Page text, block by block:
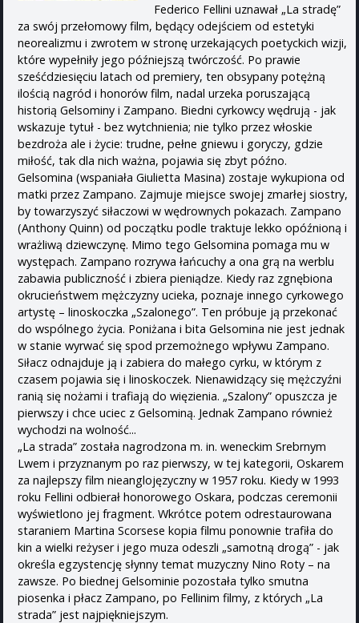
Federico Fellini uznawał „La stradę”
za swój przełomowy film, będący odejściem od estetyki
neorealizmu i zwrotem w stronę urzekających poetyckich wizji,
które wypełniły jego późniejszą twórczość. Po prawie
sześćdziesięciu latach od premiery, ten obsypany potężną
ilością nagród i honorów film, nadal urzeka poruszającą
historią Gelsominy i Zampano. Biedni cyrkowcy wędrują - jak
wskazuje tytuł - bez wytchnienia; nie tylko przez włoskie
bezdroża ale i życie: trudne, pełne gniewu i goryczy, gdzie
miłość, tak dla nich ważna, pojawia się zbyt późno.
Gelsomina (wspaniała Giulietta Masina) zostaje wykupiona od
matki przez Zampano. Zajmuje miejsce swojej zmarłej siostry,
by towarzyszyć siłaczowi w wędrownych pokazach. Zampano
(Anthony Quinn) od początku podle traktuje lekko opóźnioną i
wrażliwą dziewczynę. Mimo tego Gelsomina pomaga mu w
występach. Zampano rozrywa łańcuchy a ona grą na werblu
zabawia publiczność i zbiera pieniądze. Kiedy raz zgnębiona
okrucieństwem mężczyzny ucieka, poznaje innego cyrkowego
artystę – linoskoczka „Szalonego”. Ten próbuje ją przekonać
do wspólnego życia. Poniżana i bita Gelsomina nie jest jednak
w stanie wyrwać się spod przemożnego wpływu Zampano.
Siłacz odnajduje ją i zabiera do małego cyrku, w którym z
czasem pojawia się i linoskoczek. Nienawidzący się mężczyźni
ranią się nożami i trafiają do więzienia. „Szalony” opuszcza je
pierwszy i chce uciec z Gelsominą. Jednak Zampano również
wychodzi na wolność...
„La strada” została nagrodzona m. in. weneckim Srebrnym
Lwem i przyznanym po raz pierwszy, w tej kategorii, Oskarem
za najlepszy film nieanglojęzyczny w 1957 roku. Kiedy w 1993
roku Fellini odbierał honorowego Oskara, podczas ceremonii
wyświetlono jej fragment. Wkrótce potem odrestaurowana
staraniem Martina Scorsese kopia filmu ponownie trafiła do
kin a wielki reżyser i jego muza odeszli „samotną drogą” - jak
określa egzystencję słynny temat muzyczny Nino Roty – na
zawsze. Po biednej Gelsominie pozostała tylko smutna
piosenka i płacz Zampano, po Fellinim filmy, z których „La
strada” jest najpiękniejszym.